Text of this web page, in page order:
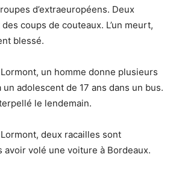
d’extraeuropéens. Deux
coups de couteaux. L’un meurt,
blessé.
un homme donne plusieurs
adolescent de 17 ans dans un bus.
le lendemain.
deux racailles sont
avoir volé une voiture à Bordeaux.